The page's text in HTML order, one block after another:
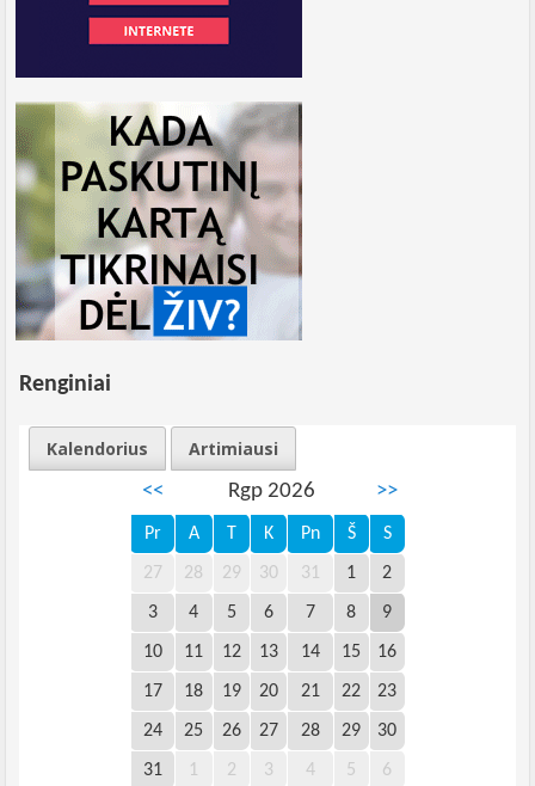
Renginiai
Kalendorius
Artimiausi
<<
Rgp 2026 >>
Pr A T K Pn Š S
27 28 29 30 31 1 2
3 4 5 6 7 8 9
10 11 12 13 14 15 16
17 18 19 20 21 22 23
24 25 26 27 28 29 30
31 1 2 3 4 5 6